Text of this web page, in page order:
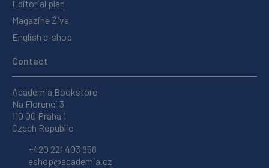
Editorial plan
Magazine Živa
English e-shop
Contact
Academia Bookstore
Na Florenci 3
110 00 Praha 1
Czech Republic
+420 221 403 858
eshop@academia.cz